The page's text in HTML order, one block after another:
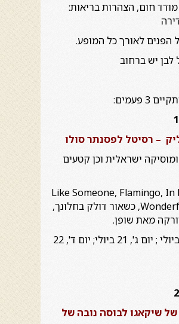
חום, הצהרות בריאות:
הפנים לאורך כל המופע.
לבן יש ברחוב
3 פעמים:
– רסיטל לפסנתר סולו
ומוסיקה ישראלית וכן קטעים
Like Someone, Flamingo, In
Wonderful World, כשאור דולק בחלונך,
מאת שופן.
יום ב' 20 ביולי ; יום ג', 21 ביולי; יום ד', 22
שיקאגו לבוסה נובה של